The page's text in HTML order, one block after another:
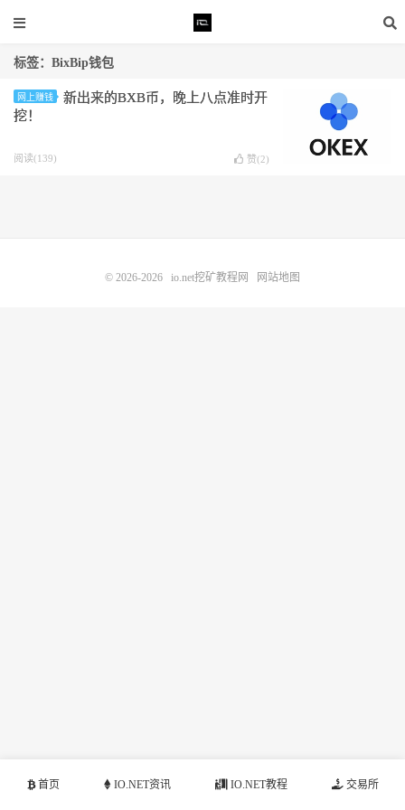
标签：BixBip钱包
网上赚钱
新出来的BXB币，晚上八点准时开
挖！
阅读(139) 赞(2)
首页 IO.NET资讯 IO.NET教程 交易所
© 2026-2026 io.net挖矿教程网 网站地图